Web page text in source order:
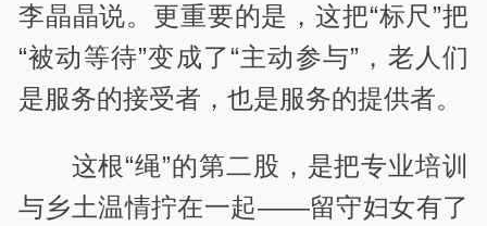
李晶晶说。更重要的是，这把“标尺”把
“被动等待”变成了“主动参与”，老人们
是服务的接受者，也是服务的提供者。
这根“绳”的第二股，是把专业培训
与乡土温情拧在一起——留守妇女有了